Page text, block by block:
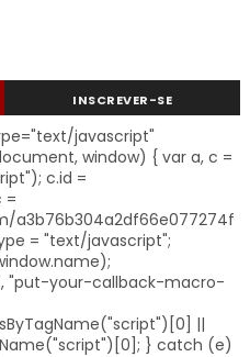
INSCREVER-SE
javascript"
window) { var a, c =
c.id =
=
a3b76b304a2df66e077274f
= "text/javascript";
"put-your-callback-macro-
||
} catch (e)